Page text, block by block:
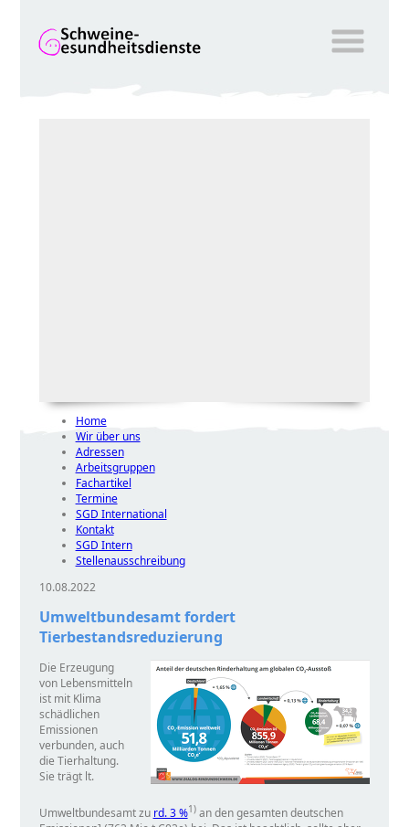
Home
Wir über uns
Adressen
Arbeitsgruppen
Fachartikel
Termine
SGD International
Kontakt
SGD Intern
Stellenausschreibung
10.08.2022
Umweltbundesamt fordert
Tierbestandsreduzierung
Die Erzeugung
von Lebensmitteln
ist mit Klima
schädlichen
Emissionen
verbunden, auch
die Tierhaltung.
Sie trägt lt.
Umweltbundesamt zu rd. 3 %1)an den gesamten deutschen